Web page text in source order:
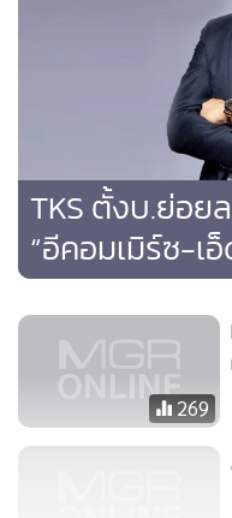
ทั้งนี้ ผลการดำเนินงานที่
อาหารไทยและอาหารท้
รายได้กว่า 77% โดยมีคำ
สินค้า และในทุกภูมิภาค ร
Food และการรับรู้รายได้
เนื่องจากการรับรู้รายได้จา
ดำเนินการเข้าซื้อกลุ่มผ
Prime Labs, SOL
ตัวของธุรกิจ E-
Indeem Group จำกัด แ
TKS ตั้งบ.ย่อ
“อีคอมเมิร์ซ-เ
269